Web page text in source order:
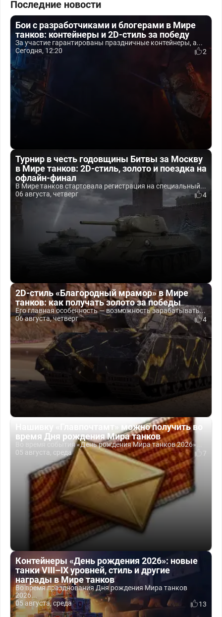
Последние новости
Бои с разработчиками и блогерами в Мире
танков: контейнеры и 2D-стиль за победу
За участие гарантированы праздничные контейнеры, а...
Сегодня, 12:20
2
Турнир в честь годовщины Битвы за Москву
в Мире танков: 2D-стиль, золото и поездка на
офлайн-финал
В Мире танков стартовала регистрация на специальный...
06 августа, четверг
4
2D-стиль «Благородный мрамор» в Мире
танков: как получать золото за победы
Его главная особенность — возможность зарабатывать...
06 августа, четверг
4
Нашивку «Главпочтамт» можно получить во
время Дня рождения Мира танков
Во время события «День рождения Мира танков 2026»...
05 августа, среда
7
Контейнеры «День рождения 2026»: новые
танки VIII–IX уровней, стиль и другие
награды в Мире танков
Во время празднования Дня рождения Мира танков
2026...
05 августа, среда
13